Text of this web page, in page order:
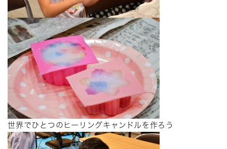
世界でひとつのヒーリングキャンドルを作ろう